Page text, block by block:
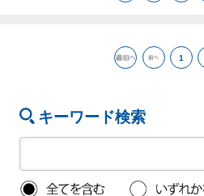
1
キーワード検索